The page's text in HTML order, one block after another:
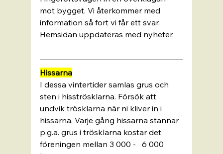
mot bygget. Vi återkommer med
information så fort vi får ett svar.
Hemsidan uppdateras med nyheter.
Hissarna
I dessa vintertider samlas grus och
sten i hisströsklarna. Försök att
undvik trösklarna när ni kliver in i
hissarna. Varje gång hissarna stannar
p.g.a. grus i trösklarna kostar det
föreningen mellan 3 000 -   6 000